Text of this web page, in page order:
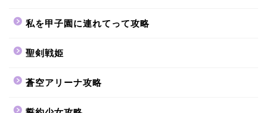
私を甲子園に連れてって攻略
聖剣戦姫
蒼空アリーナ攻略